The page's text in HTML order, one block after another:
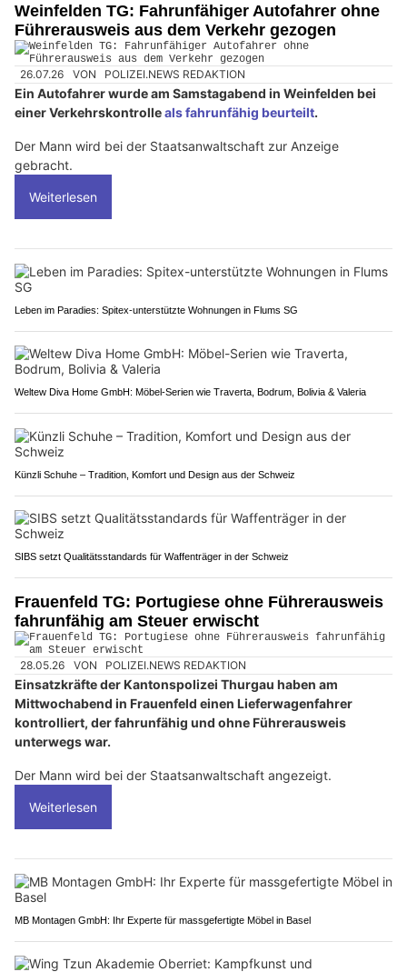
Weinfelden TG: Fahrunfähiger Autofahrer ohne
Führerausweis aus dem Verkehr gezogen
26.07.26 VON POLIZEI.NEWS REDAKTION
Ein Autofahrer wurde am Samstagabend in Weinfelden bei
einer Verkehrskontrolleals fahrunfähig beurteilt.
Der Mann wird bei der Staatsanwaltschaft zur Anzeige
gebracht.
Weiterlesen
Leben im Paradies: Spitex-unterstützte Wohnungen in Flums SG
Weltew Diva Home GmbH: Möbel-Serien wie Traverta, Bodrum, Bolivia & Valeria
Künzli Schuhe – Tradition, Komfort und Design aus der Schweiz
SIBS setzt Qualitätsstandards für Waffenträger in der Schweiz
Frauenfeld TG: Portugiese ohne Führerausweis
fahrunfähig am Steuer erwischt
28.05.26 VON POLIZEI.NEWS REDAKTION
Einsatzkräfte der Kantonspolizei Thurgau haben am
Mittwochabend in Frauenfeld einen Lieferwagenfahrer
kontrolliert, der fahrunfähig und ohne Führerausweis
unterwegs war.
Der Mann wird bei der Staatsanwaltschaft angezeigt.
Weiterlesen
MB Montagen GmbH: Ihr Experte für massgefertigte Möbel in Basel